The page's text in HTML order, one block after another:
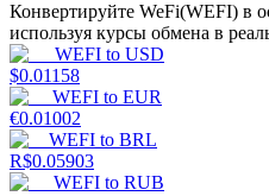
Получайте
Конвертируйте WeFi(WEFI) в
используя курсы обмена в
WEFI to USD
$0.01158
WEFI to EUR
€0.01002
WEFI to BRL
R$0.05903
WEFI to RUB